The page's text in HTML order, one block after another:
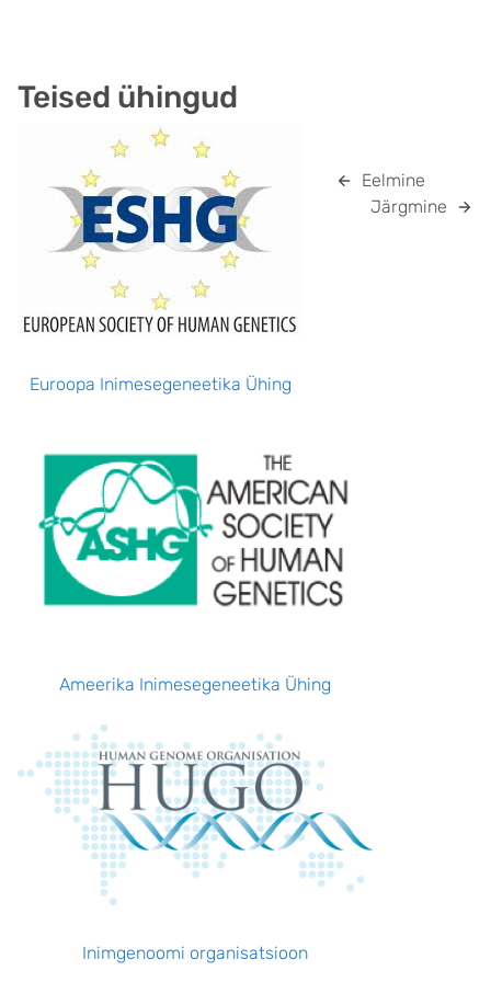
Teised ühingud
Euroopa Inimesegeneetika Ühing
Ameerika Inimesegeneetika Ühing
Inimgenoomi organisatsioon
Eelmine
Järgmine